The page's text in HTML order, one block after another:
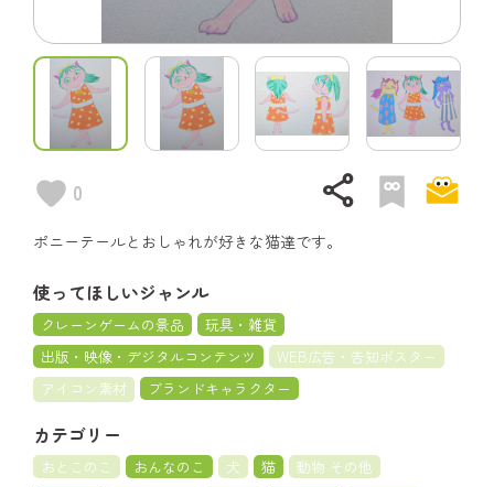
0 share
ポニーテールとおしゃれが好きな猫達です。
使ってほしいジャンル
クレーンゲームの景品
玩具・雑貨
出版・映像・デジタルコンテンツ
WEB広告・告知ポスター
アイコン素材
ブランドキャラクター
カテゴリー
おとこのこ おんなのこ 犬 猫
動物 その他